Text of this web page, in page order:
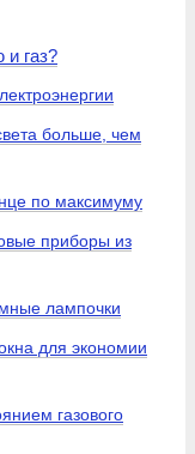
и газ?
больше, чем
по максимуму
приборы из
лампочки
для экономии
газового